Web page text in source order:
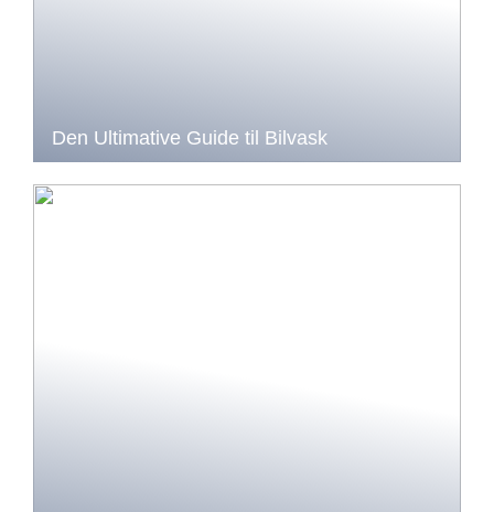
Den Ultimative Guide til Bilvask